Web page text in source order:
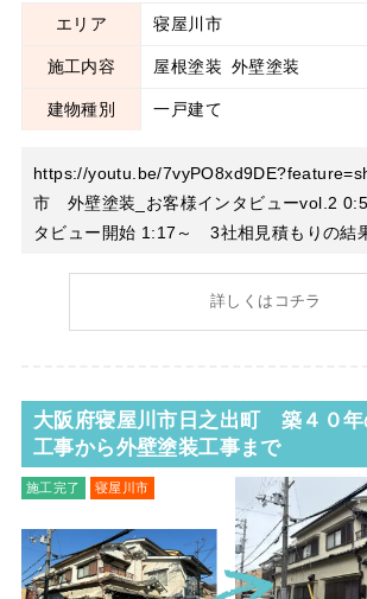
エリア 寝屋川市
施工内容 屋根塗装 外壁塗装
建物種別 一戸建て
https://youtu.be/
市 外壁塗装_お客様インタビューvol.2
タビュー開始 1:17～ 3社相見積もりの結
の、りふぉーむカンパニーの印象 4:15～
詳しくはコチラ
大阪府寝屋川市日之出町 築４０
工事から外壁塗装工事まで
施工完了
寝屋川市